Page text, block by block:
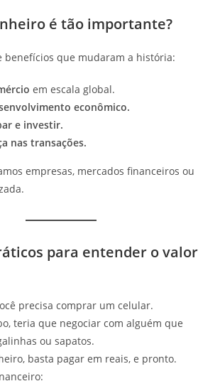
é tão importante?
benefícios que mudaram a história:
em escala global.
econômico.
e investir.
nas transações.
empresas, mercados financeiros ou
para entender o valor
precisa comprar um celular.
teria que negociar com alguém que
ou sapatos.
basta pagar em reais, e pronto.